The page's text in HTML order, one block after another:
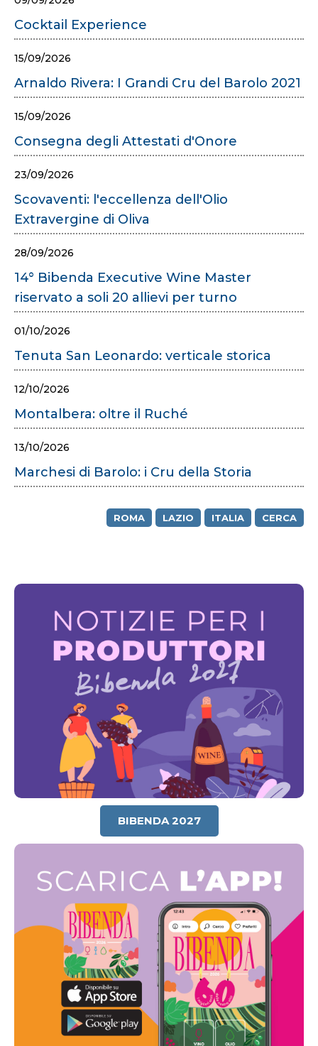
Cocktail Experience
15/09/2026
Arnaldo Rivera: I Grandi Cru del Barolo 2021
15/09/2026
Consegna degli Attestati d'Onore
23/09/2026
Scovaventi: l'eccellenza dell'Olio
Extravergine di Oliva
28/09/2026
14° Bibenda Executive Wine Master
riservato a soli 20 allievi per turno
01/10/2026
Tenuta San Leonardo: verticale storica
12/10/2026
Montalbera: oltre il Ruché
13/10/2026
Marchesi di Barolo: i Cru della Storia
ROMA LAZIO ITALIA CERCA
BIBENDA 2027